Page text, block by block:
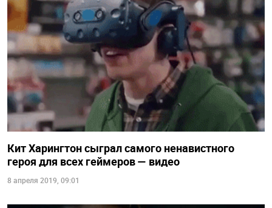
Кит Харингтон сыграл самого ненавистного
героя для всех геймеров — видео
8 апреля 2019, 09:01